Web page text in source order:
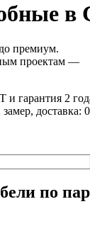
в
премиум.
проектам —
и гарантия 2
доставка:
по